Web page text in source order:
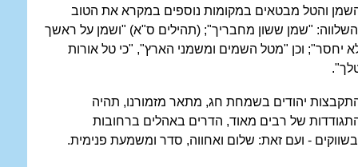
והטל מבטאים במקומות נוספים במקרא את הטוב
"שמן ששון מחבריך"; (תהילים ס"א) "ושמן על ראשך
יחסר"; וכן "מטל השמים ומשמני הארץ", "כי טל אורות
יהודים בשמחת חג, מתאר מזמורנו, תהיה
של רבים מאוד, הדרים באהלים ברחובות
- ועם זאת: שלום ואחווה, סדר ומשמעת פנימית.